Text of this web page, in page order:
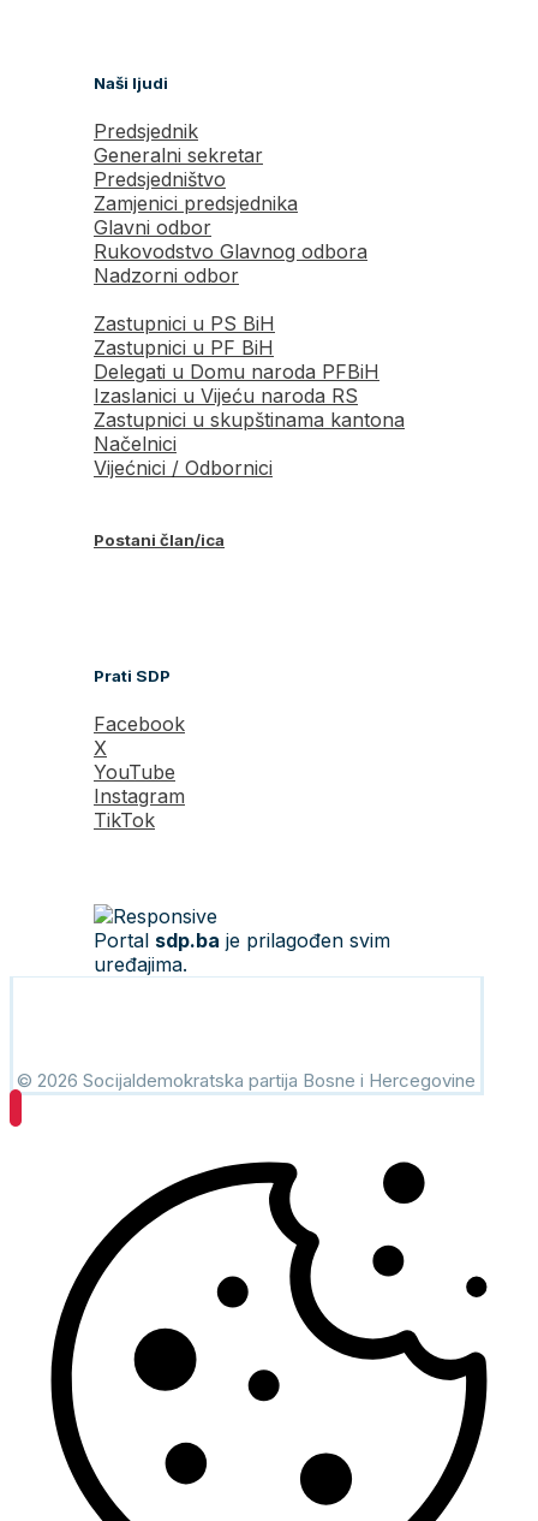
Naši ljudi
Predsjednik
Generalni sekretar
Predsjedništvo
Zamjenici predsjednika
Glavni odbor
Rukovodstvo Glavnog odbora
Nadzorni odbor
Zastupnici u PS BiH
Zastupnici u PF BiH
Delegati u Domu naroda PFBiH
Izaslanici u Vijeću naroda RS
Zastupnici u skupštinama kantona
Načelnici
Vijećnici / Odbornici
Postani član/ica
Prati SDP
Facebook
X
YouTube
Instagram
TikTok
Portal sdp.ba je prilagođen svim
uređajima.
© 2026 Socijaldemokratska partija Bosne i Hercegovine